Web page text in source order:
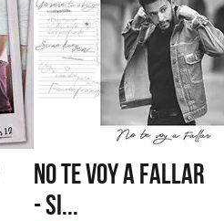
NO TE VOY A FALLAR
- SI...